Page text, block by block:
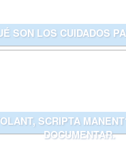
SON LOS CUIDADOS
SCRIPTA
DOCUMENTAR.